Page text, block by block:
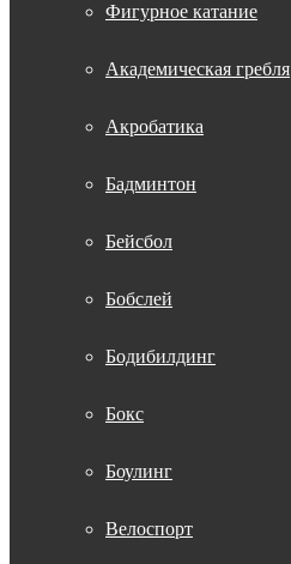
Фигурное катание
Академическая гребля
Акробатика
Бадминтон
Бейсбол
Бобслей
Бодибилдинг
Бокс
Боулинг
Велоспорт